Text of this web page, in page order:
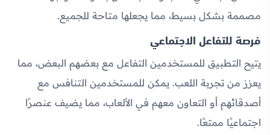
مصممة بشكل بسيط، مما يجعلها متاحة للجميع.
فرصة للتفاعل الاجتماعي
يتيح التطبيق للمستخدمين التفاعل مع بعضهم البعض، مما
يعزز من تجربة اللعب. يمكن للمستخدمين التنافس مع
أصدقائهم أو التعاون معهم في الألعاب، مما يضيف عنصرًا
اجتماعيًا ممتعًا.